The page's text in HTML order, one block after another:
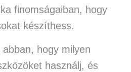
finomságaiban, hogy
készíthess.
hogy milyen
használj, és